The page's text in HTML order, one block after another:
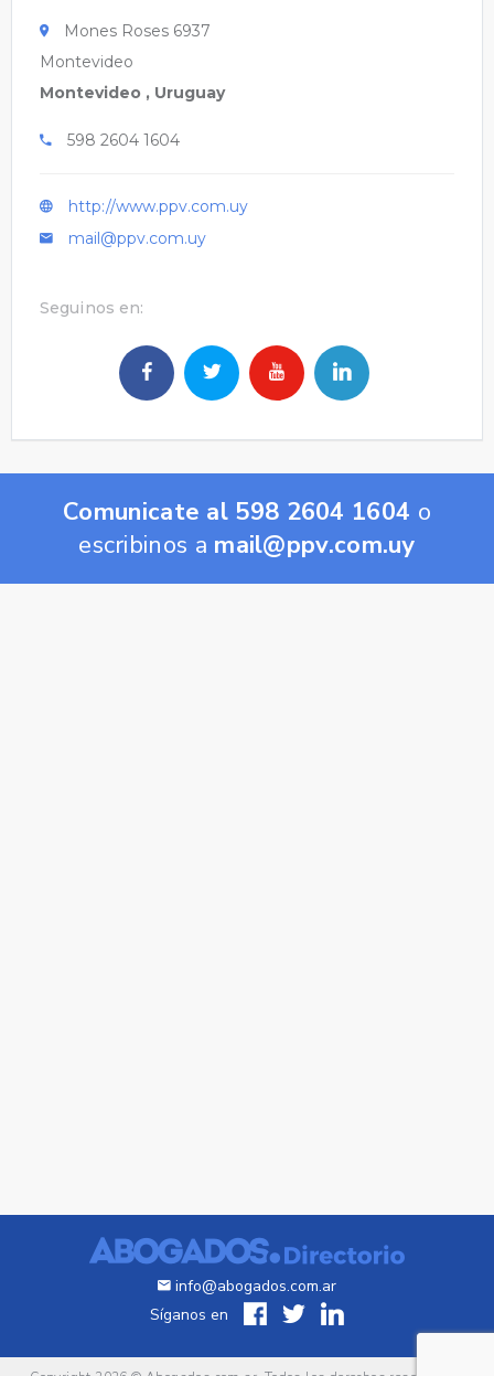
Mones Roses 6937
Montevideo
Montevideo , Uruguay
598 2604 1604
http://www.ppv.com.uy
mail@ppv.com.uy
Seguinos en:
Comunicate al 598 2604 1604 o
escribinos a mail@ppv.com.uy
info@abogados.com.ar
Síganos en